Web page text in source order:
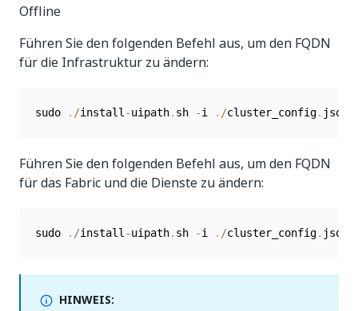
Offline
Führen Sie den folgenden Befehl aus, um den FQDN
für die Infrastruktur zu ändern:
sudo . /install -uipath. sh -i . /cluster_config. json
Führen Sie den folgenden Befehl aus, um den FQDN
für das Fabric und die Dienste zu ändern:
sudo . /install -uipath. sh -i . /cluster_config. json
HINWEIS: